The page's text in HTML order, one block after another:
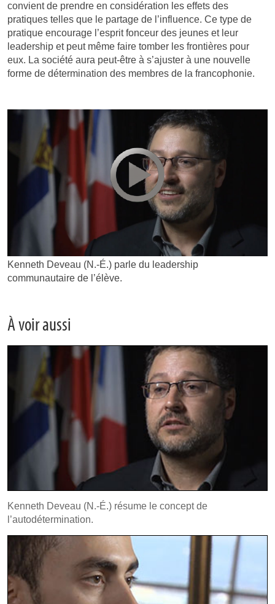
convient de prendre en considération les effets des
pratiques telles que le partage de l’influence. Ce type de
pratique encourage l’esprit fonceur des jeunes et leur
leadership et peut même faire tomber les frontières pour
eux. La société aura peut-être à s’ajuster à une nouvelle
forme de détermination des membres de la francophonie.
Kenneth Deveau (N.-É.) parle du leadership
communautaire de l’élève.
À voir aussi
Kenneth Deveau (N.-É.) résume le concept de
l’autodétermination.